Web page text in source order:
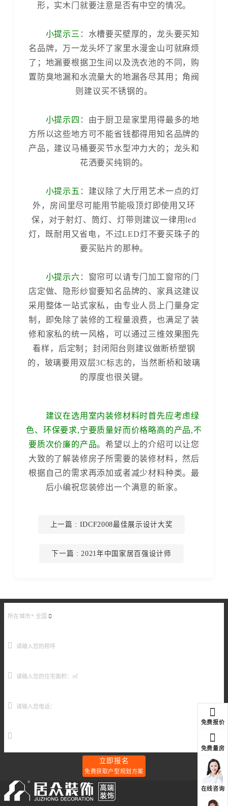
形，实木门就要注意是否有中空的情况。
小提示三 ：水槽要买壁厚的，龙头要买知
名品牌，万一龙头坏了家里水漫金山可就麻烦
了；地漏要根据卫生间以及洗衣池的不同，购
置防臭地漏和水流量大的地漏各尽其用；角阀
则建议买不锈钢的。
小提示四 ：由于厨卫是家里用得最多的地
方所以这些地方可不能省钱都得用知名品牌的
产品，建议马桶要买节水型冲力大的；龙头和
花洒要买纯铜的。
小提示五 ：建议除了大厅用艺术一点的灯
外，房间里尽可能用节能吸顶灯即使用又环
保，对于射灯、筒灯、灯带则建议一律用led
灯，既耐用又省电，不过LED灯不要买珠子的
要买贴片的那种。
小提示六 ：窗帘可以请专门加工窗帘的门
店定做、隐形纱窗要知名品牌的、家具这建议
采用整体一站式家私，由专业人员上门量身定
制，即免除了装修的工程量浪费，也满足了装
修和家私的统一风格，可以通过三维效果图先
看样，后定制；封闭阳台则建议做断桥塑钢
的，玻璃要用双层3C标志的，当然断桥和玻璃
的厚度也很关键。
建议在选用室内装修材料时首先应考虑绿
色、环保要求,宁要质量好而价格略高的产品,不
要质次价廉的产品。希望以上的介绍可以让您
大致的了解装修房子所需要的装修材料，然后
根据自己的需求再添加或者减少材料种类。最
后小编祝您装修出一个满意的新家。
上一篇 : IDCF2008最佳展示设计大奖
下一篇 : 2021年中国家居百强设计师
所在城市* 全国
元
立即报名
免费获取户型规划方案
免费报价
免费量房
在线咨询